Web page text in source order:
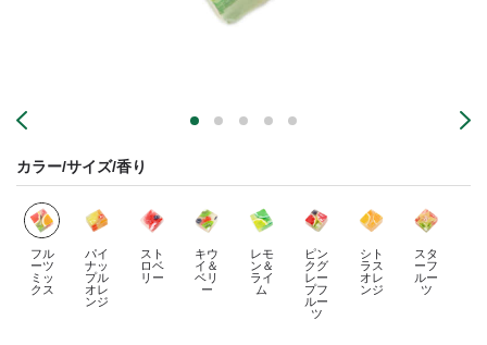
カラー/サイズ/香り
フル
ーツ
ミッ
クス
パイ
ナッ
プル
オレ
ンジ
スト
ロベ
リー
キウ
イ＆
ベリ
ー
レモ
ン＆
ライ
ム
ピン
クグ
レー
プフ
ルー
ツ
シト
ラス
オレ
ンジ
スタ
ーフ
ルー
ツ